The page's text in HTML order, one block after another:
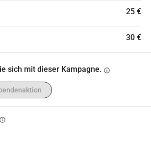
25 €
30 €
sich mit dieser Kampagne. info
info